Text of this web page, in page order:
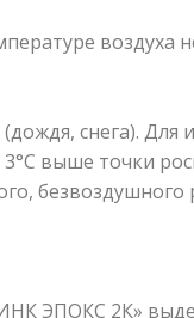
воздуха
снега).
выше точки
ЭПОКС 2К»